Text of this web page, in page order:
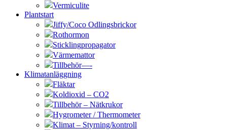
Vermiculite
Plantstart
Jiffy/Coco Odlingsbrickor
Rothormon
Sticklingpropagator
Värmemattor
Tillbehör—-
Klimatanläggning
Fläktar
Koldioxid – CO2
Tillbehör – Nätkrukor
Hygrometer / Thermometer
Klimat – Styrning/kontroll